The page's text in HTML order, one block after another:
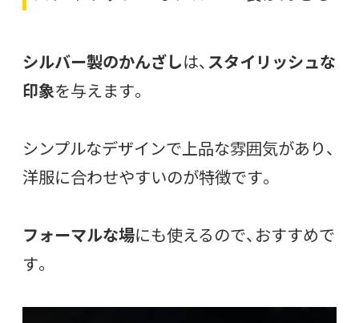
シルバー製のかんざしは、スタイリッシュな
印象を与えます。
シンプルなデザインで上品な雰囲気があり、
洋服に合わせやすいのが特徴です。
フォーマルな場にも使えるので、おすすめで
す。